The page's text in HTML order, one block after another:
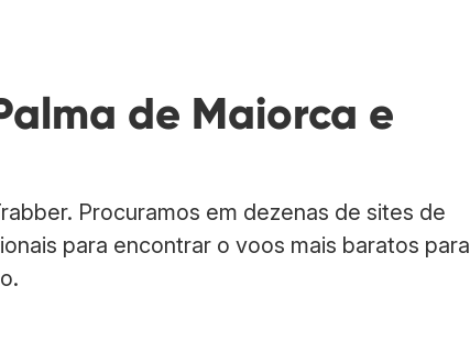
de Maiorca e
Procuramos em dezenas de sites de
para encontrar o voos mais baratos para